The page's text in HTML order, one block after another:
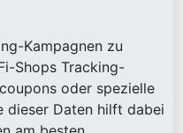
Kampagnen zu
Shops Tracking-
oder spezielle
dieser Daten hilft dabei